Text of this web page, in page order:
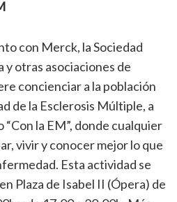
con Merck, la Sociedad
y otras asociaciones de
concienciar a la población
de la Esclerosis Múltiple, a
la EM”, donde cualquier
vivir y conocer mejor lo que
Esta actividad se
Plaza de Isabel II (Ópera) de